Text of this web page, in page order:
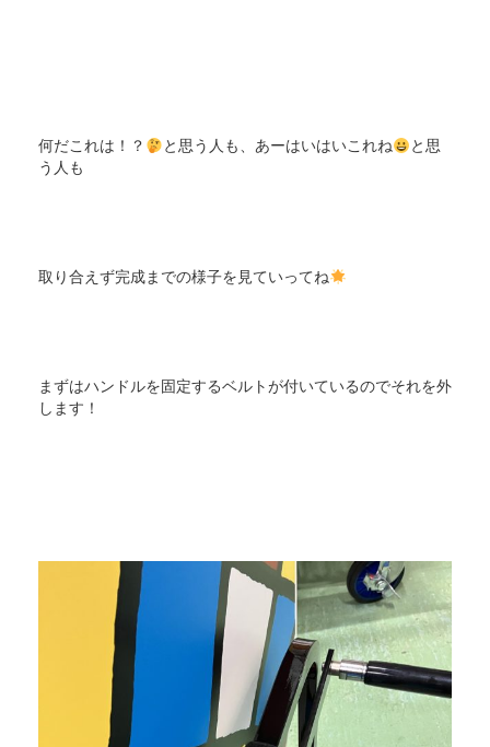
何だこれは！？ と思う人も、あーはいはいこれね
と思
う人も
取り合えず完成までの様子を見ていってね
まずはハンドルを固定するベルトが付いているのでそれを外
します！